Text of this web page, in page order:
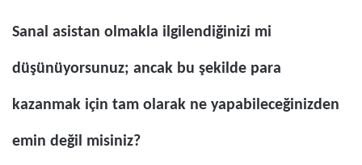
Sanal asistan olmakla ilgilendiğinizi mi
düşünüyorsunuz; ancak bu şekilde para
kazanmak için tam olarak ne yapabileceğinizden
emin değil misiniz?